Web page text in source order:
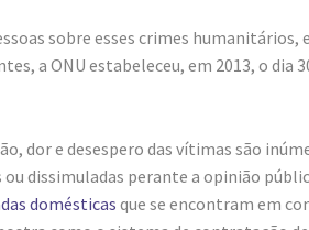
sobre esses crimes
a ONU estabeleceu, em 2013, o dia
dor e desespero das vítimas são
dissimuladas perante a opinião
domésticas que se encontram em